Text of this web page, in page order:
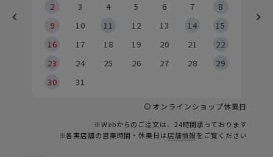
2
3 4 5 6 7
8
9
10 11 12 13 14
15
16
17 18 19 20 21
22
23
24 25 26 27 28
29
30
31
オンラインショップ休業日
※Webからのご注文は、24時間承っております
※各実店舗の営業時間・休業日は店舗情報をご覧ください